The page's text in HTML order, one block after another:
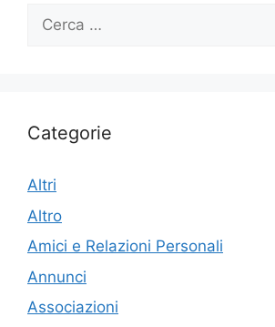
Ricerca
Categorie
Altri
Altro
Amici e Relazioni Personali
Annunci
Associazioni